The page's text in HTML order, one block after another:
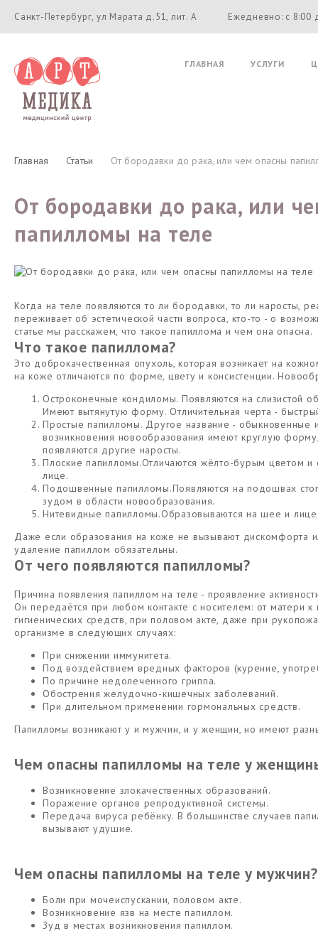
Санкт-Петербург, ул Марата д.51, лит. А Ежедневно: с 8:00
ГЛАВНАЯ УСЛУГИ
Главная Статьи От бородавки до рака, или чем опасны
От бородавки до рака, или
папилломы на теле
Когда на теле появляются то ли бородавки, то ли наросты,
переживает об эстетической части вопроса, кто-то - о
статье мы расскажем, что такое папиллома и чем она опасна.
Что такое папиллома?
Это доброкачественная опухоль, которая возникает на
на коже отличаются по форме, цвету и консистенции.
Остроконечные кондиломы. Появляются на слизистой
Имеют вытянутую форму. Отличительная черта -
Простые папилломы. Другое название - обыкновенные
возникновения новообразования имеют круглую
появляются другие наросты.
Плоские папилломы.Отличаются жёлто-бурым цветом
лице.
Подошвенные папилломы.Появляются на подошвах
зудом в области новообразования.
Нитевидные папилломы.Образовываются на шее и
Даже если образования на коже не вызывают дискомфорта
удаление папиллом обязательны.
От чего появляются папилломы?
Причина появления папиллом на теле - проявление
Он передаётся при любом контакте с носителем: от матери к
гигиенических средств, при половом акте, даже при
организме в следующих случаях:
При снижении иммунитета.
Под воздействием вредных факторов (курение,
По причине недолеченного гриппа.
Обострения желудочно-кишечных заболеваний.
При длительном применении гормональных средств.
Папилломы возникают у и мужчин, и у женщин, но имеют
Чем опасны папилломы на теле у
Возникновение злокачественных образований.
Поражение органов репродуктивной системы.
Передача вируса ребёнку. В большинстве случаев
вызывают удушие.
Чем опасны папилломы на теле у мужчин?
Боли при мочеиспускании, половом акте.
Возникновение язв на месте папиллом.
Зуд в местах возникновения папиллом.